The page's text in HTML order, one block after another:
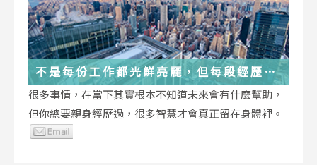
不是每份工作都光鮮亮麗，但每段經歷都
在偷偷改變你
很多事情，在當下其實根本不知道未來會有什麼幫助，
但你總要親身經歷過，很多智慧才會真正留在身體裡。